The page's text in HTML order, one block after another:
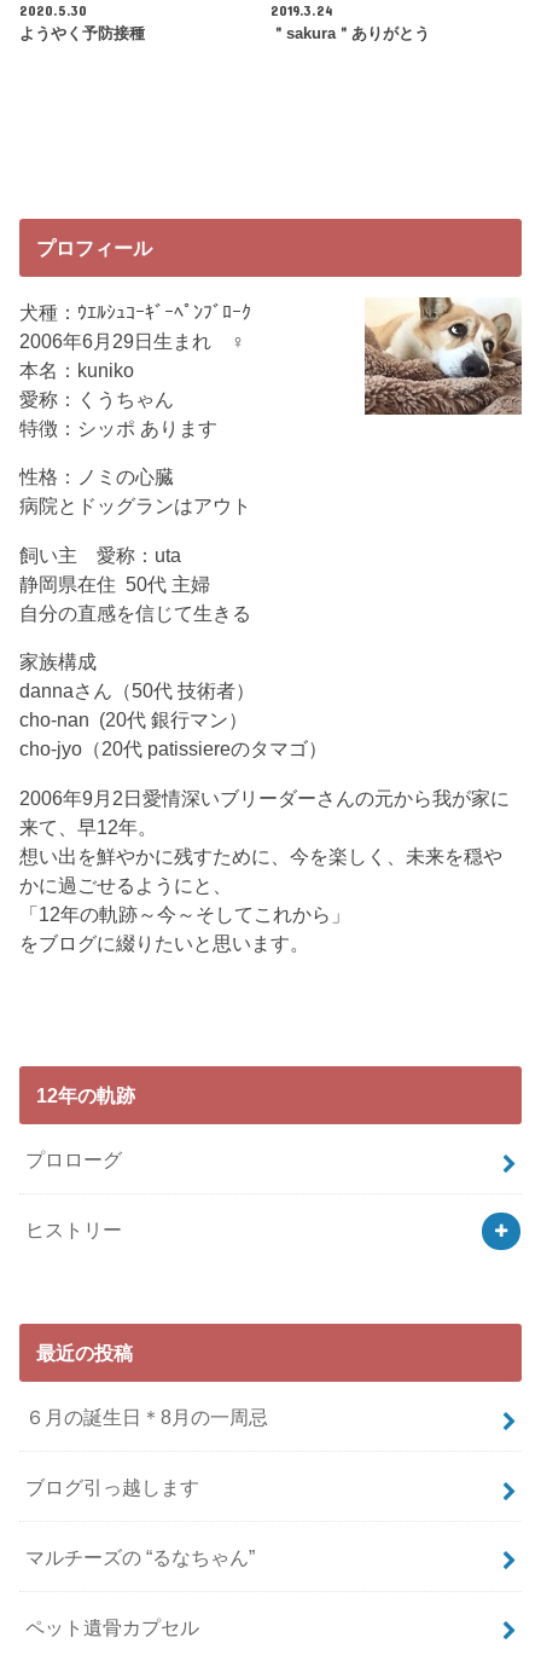
2020.5.30
ようやく予防接種
2019.3.24
＂sakura＂ありがとう
プロフィール
犬種：ｳｴﾙｼｭｺｰｷﾞｰﾍﾟﾝﾌﾞﾛｰｸ
2006年6月29日生まれ ♀
本名：kuniko
愛称：くうちゃん
特徴：シッポ あります
性格：ノミの心臓
病院とドッグランはアウト
飼い主 愛称：uta
静岡県在住 50代 主婦
自分の直感を信じて生きる
家族構成
dannaさん（50代 技術者）
cho-nan (20代 銀行マン）
cho-jyo（20代 patissiereのタマゴ）
2006年9月2日愛情深いブリーダーさんの元から我が家に
来て、早12年。
想い出を鮮やかに残すために、今を楽しく、未来を穏や
かに過ごせるようにと、
「12年の軌跡～今～そしてこれから」
をブログに綴りたいと思います。
12年の軌跡
プロローグ
ヒストリー
最近の投稿
６月の誕生日＊8月の一周忌
ブログ引っ越します
マルチーズの “るなちゃん”
ペット遺骨カプセル